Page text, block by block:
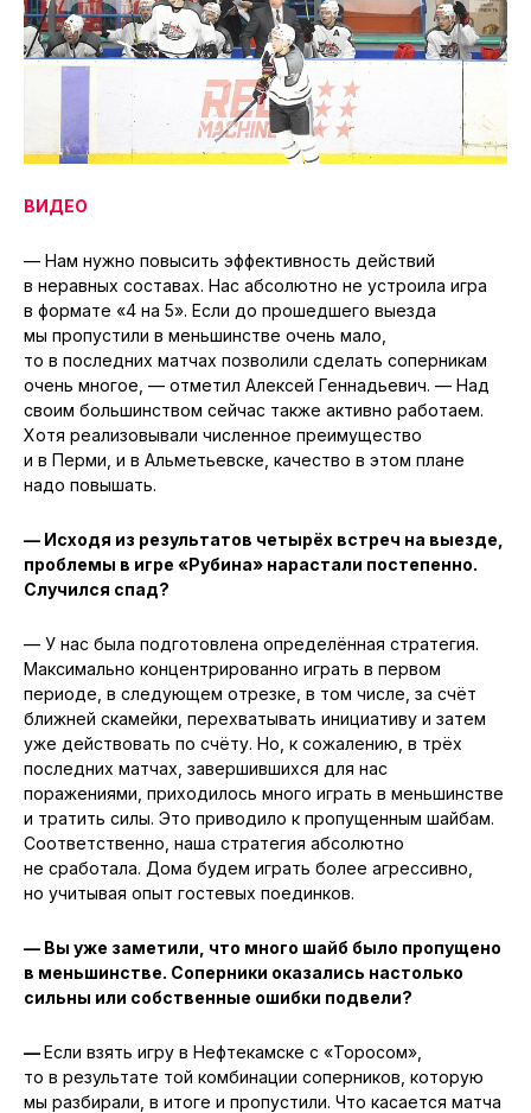
ВИДЕО
— Нам нужно повысить эффективность действий
в неравных составах. Нас абсолютно не устроила игра
в формате «4 на 5». Если до прошедшего выезда
мы пропустили в меньшинстве очень мало,
то в последних матчах позволили сделать соперникам
очень многое, — отметил Алексей Геннадьевич. — Над
своим большинством сейчас также активно работаем.
Хотя реализовывали численное преимущество
и в Перми, и в Альметьевске, качество в этом плане
надо повышать.
— Исходя из результатов четырёх встреч на выезде,
проблемы в игре «Рубина» нарастали постепенно.
Случился спад?
— У нас была подготовлена определённая стратегия.
Максимально концентрированно играть в первом
периоде, в следующем отрезке, в том числе, за счёт
ближней скамейки, перехватывать инициативу и затем
уже действовать по счёту. Но, к сожалению, в трёх
последних матчах, завершившихся для нас
поражениями, приходилось много играть в меньшинстве
и тратить силы. Это приводило к пропущенным шайбам.
Соответственно, наша стратегия абсолютно
не сработала. Дома будем играть более агрессивно,
но учитывая опыт гостевых поединков.
— Вы уже заметили, что много шайб было пропущено
в меньшинстве. Соперники оказались настолько
сильны или собственные ошибки подвели?
—Если взять игру в Нефтекамске с «Торосом»,
то в результате той комбинации соперников, которую
мы разбирали, в итоге и пропустили. Что касается матча